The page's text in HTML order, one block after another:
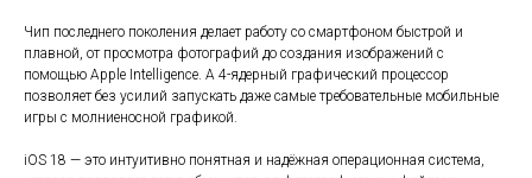
Чип последнего поколения делает работу со смартфоном быстрой и
плавной, от просмотра фотографий до создания изображений с
помощью Apple Intelligence. А 4-ядерный графический процессор
позволяет без усилий запускать даже самые требовательные мобильные
игры с молниеносной графикой.
iOS 18 — это интуитивно понятная и надёжная операционная система,